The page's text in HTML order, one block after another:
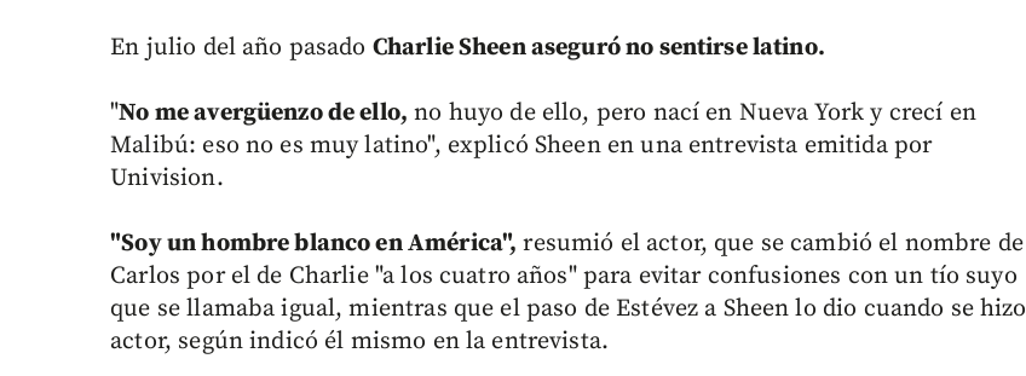
En julio del año pasado Charlie Sheen aseguró no sentirse latino.
"No me avergüenzo de ello, no huyo de ello, pero nací en Nueva York y crecí en
Malibú: eso no es muy latino", explicó Sheen en una entrevista emitida por
Univision.
"Soy un hombre blanco en América", resumió el actor, que se cambió el nombre de
Carlos por el de Charlie "a los cuatro años" para evitar confusiones con un tío suyo
que se llamaba igual, mientras que el paso de Estévez a Sheen lo dio cuando se hizo
actor, según indicó él mismo en la entrevista.